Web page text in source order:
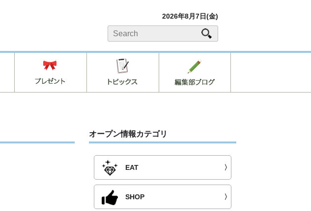
2026年8月7日(金)
オープン情報カテゴリ
EAT 〉
SHOP 〉